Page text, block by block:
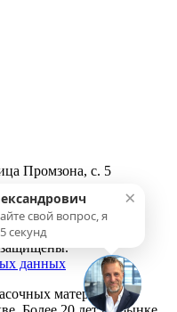
Промзона, с. 5
защищены.
данных
материалов
×
свой вопрос, я
секунд